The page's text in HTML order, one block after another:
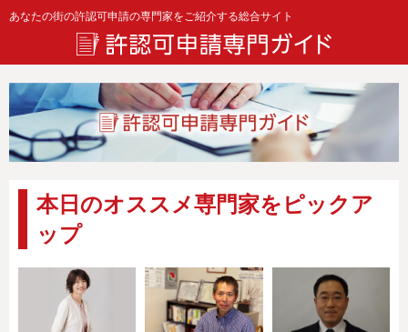
あなたの街の許認可申請の専門家をご紹介する総合サイト
本日のオススメ専門家をピックア
ップ